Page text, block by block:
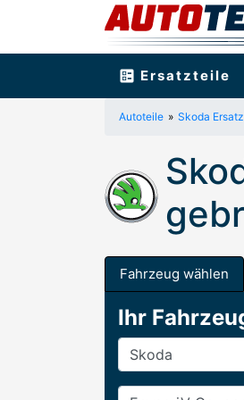
ballot Ersatzteile
Autoteile Skoda
Fahrzeug wählen
Ihr
Hersteller
Baureihe